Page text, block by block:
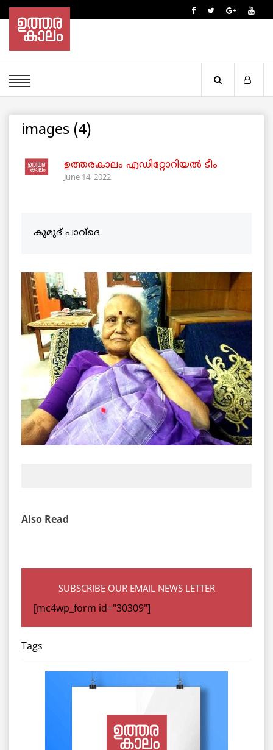
images (4)
ഉത്തരകാലം എഡിറ്റോറിയല്‍ ടീം
June 14, 2022
കുമുദ് പാവ്‌ദെ
Also Read
SUBSCRIBE OUR EMAIL NEWS LETTER
[mc4wp_form id="30309"]
Tags